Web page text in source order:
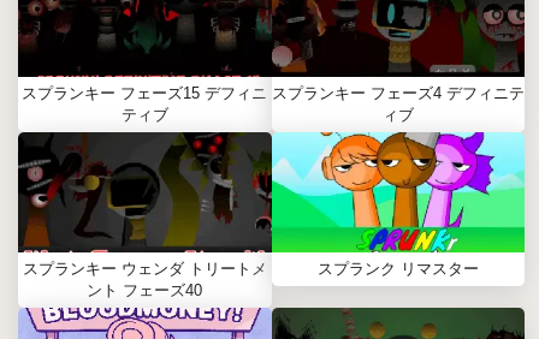
スプランキー フェーズ15 デフィニ
ティブ
スプランキー フェーズ4 デフィニテ
ィブ
スプランキー ウェンダ トリートメ
ント フェーズ40
スプランク リマスター